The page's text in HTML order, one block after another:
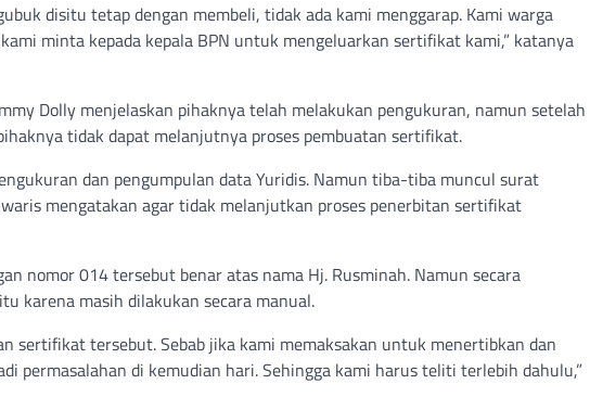
disitu tetap dengan membeli, tidak ada kami menggarap. Kami warga
minta kepada kepala BPN untuk mengeluarkan sertifikat kami,” katanya
Dolly menjelaskan pihaknya telah melakukan pengukuran, namun setelah
tidak dapat melanjutnya proses pembuatan sertifikat.
dan pengumpulan data Yuridis. Namun tiba-tiba muncul surat
mengatakan agar tidak melanjutkan proses penerbitan sertifikat
nomor 014 tersebut benar atas nama Hj. Rusminah. Namun secara
karena masih dilakukan secara manual.
sertifikat tersebut. Sebab jika kami memaksakan untuk menertibkan dan
permasalahan di kemudian hari. Sehingga kami harus teliti terlebih dahulu,”